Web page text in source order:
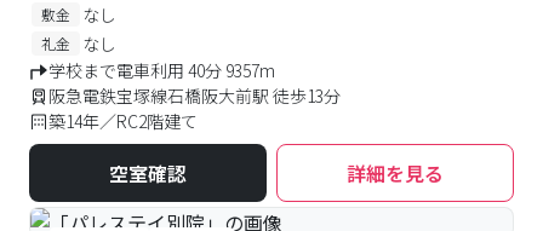
敷金 なし
礼金
なし
学校まで電車利用 40分 9357m
阪急電鉄宝塚線石橋阪大前駅 徒歩13分
築14年／RC2階建て
空室確認 詳細を見る